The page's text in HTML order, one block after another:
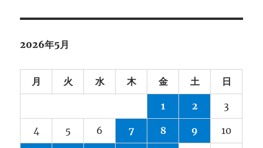
2026年5月
月 火 水 木 金 土 日
1 2 3
4 5 6 7 8 9 10